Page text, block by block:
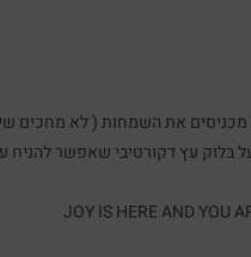
את השמחות ( לא מחכים
בלוק עץ דקורטיבי שאפשר להניח
JOY IS HERE AND YOU